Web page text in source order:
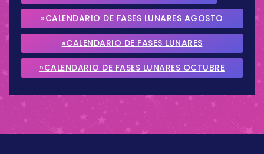
»CALENDARIO DE FASES LUNARES AGOSTO
2026
»CALENDARIO DE FASES LUNARES
SEPTIEMBRE 2026
»CALENDARIO DE FASES LUNARES OCTUBRE